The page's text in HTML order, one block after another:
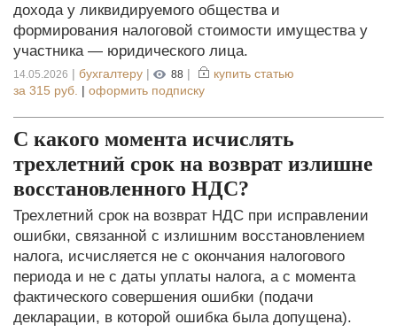
дохода у ликвидируемого общества и
формирования налоговой стоимости имущества у
участника — юридического лица.
14.05.2026 | бухгалтеру | 88 |
купить статью
за 315 руб. | оформить подписку
С какого момента исчислять
трехлетний срок на возврат излишне
восстановленного НДС?
Трехлетний срок на возврат НДС при исправлении
ошибки, связанной с излишним восстановлением
налога, исчисляется не с окончания налогового
периода и не с даты уплаты налога, а с момента
фактического совершения ошибки (подачи
декларации, в которой ошибка была допущена).